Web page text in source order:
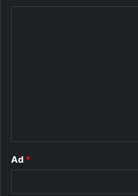
Ad *